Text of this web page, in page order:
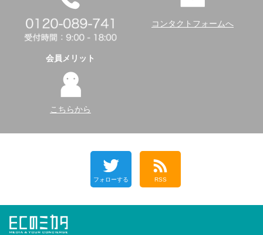
コンタクトフォームへ
会員メリット
こちらから
フォローする RSS